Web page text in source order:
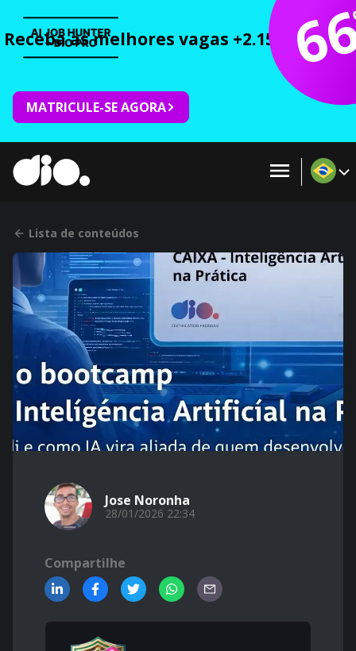
Receba as melhores vagas +2.150 cursos
MATRICULE-SE AGORA
Lista de conteúdos
Jose Noronha
28/01/2026 22:34
Compartilhe